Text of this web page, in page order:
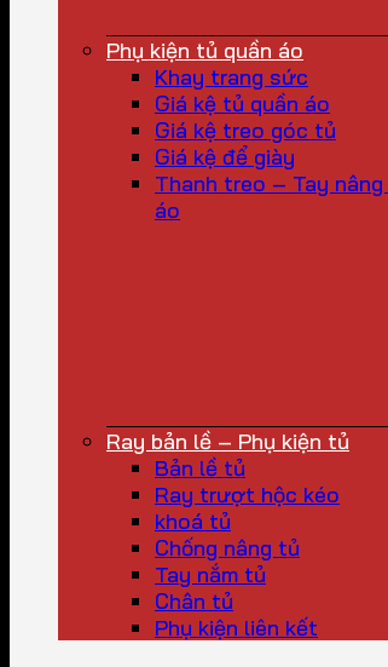
Phụ kiện tủ quần áo
Khay trang sức
Giá kệ tủ quần áo
Giá kệ treo góc tủ
Giá kệ để giày
Thanh treo – Tay nâng
áo
Ray bản lề – Phụ kiện tủ
Bản lề tủ
Ray trượt hộc kéo
khoá tủ
Chống nâng tủ
Tay nắm tủ
Chân tủ
Phụ kiện liên kết